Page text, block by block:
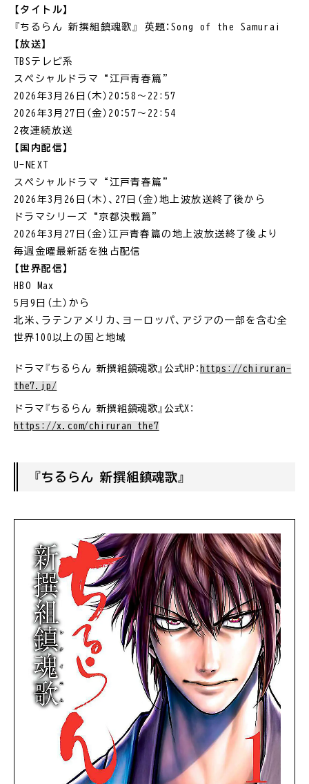
【タイトル】
『ちるらん 新撰組鎮魂歌』 英題：Song of the Samurai
【放送】
TBSテレビ系
スペシャルドラマ“江戸青春篇”
2026年3月26日（木）20：58～22:57
2026年3月27日（金）20：57～22:54
2夜連続放送
【国内配信】
U-NEXT
スペシャルドラマ“江戸青春篇”
2026年3月26日（木）、27日（金）地上波放送終了後から
ドラマシリーズ“京都決戦篇”
2026年3月27日（金）江戸青春篇の地上波放送終了後より
毎週金曜最新話を独占配信
【世界配信】
HBO Max
5月9日（土）から
北米、ラテンアメリカ、ヨーロッパ、アジアの一部を含む全
世界100以上の国と地域
ドラマ『ちるらん 新撰組鎮魂歌』公式HP： https://chiruran-
the7.jp/
ドラマ『ちるらん 新撰組鎮魂歌』公式X：
https://x.com/chiruran_the7
『ちるらん 新撰組鎮魂歌』